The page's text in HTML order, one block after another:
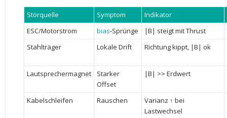
Störquelle Symptom Indikator
ESC/Motorstrom
bias‑Sprünge |B| steigt mit⁣ Thrust
Stahlträger
Lokale ‌Drift Richtung​ kippt, |B| ok
Lautsprechermagnet
Starker‌
Offset
|B| >>​ Erdwert
Kabelschleifen Rauschen
Varianz⁣ ↑ bei
Lastwechsel